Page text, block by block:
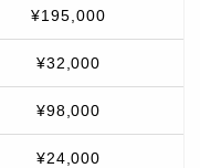
¥195,000
¥32,000
¥98,000
¥24,000